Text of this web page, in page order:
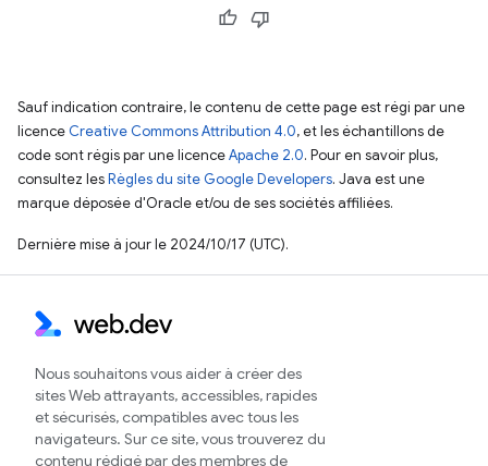
Sauf indication contraire, le contenu de cette page est régi par une
licence Creative Commons Attribution 4.0, et les échantillons de
code sont régis par une licenceApache 2.0. Pour en savoir plus,
consultez lesRègles du site Google Developers. Java est une
marque déposée d'Oracle et/ou de ses sociétés affiliées.
Dernière mise à jour le 2024/10/17 (UTC).
Nous souhaitons vous aider à créer des
sites Web attrayants, accessibles, rapides
et sécurisés, compatibles avec tous les
navigateurs. Sur ce site, vous trouverez du
contenu rédigé par des membres de